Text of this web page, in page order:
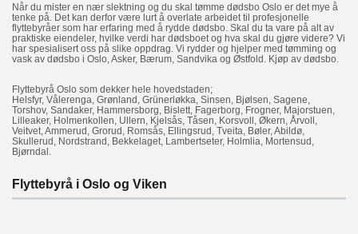
Når du mister en nær slektning og du skal tømme dødsbo Oslo er det mye å
tenke på. Det kan derfor være lurt å overlate arbeidet til profesjonelle
flyttebyråer som har erfaring med å rydde dødsbo. Skal du ta vare på alt av
praktiske eiendeler, hvilke verdi har dødsboet og hva skal du gjøre videre? Vi
har spesialisert oss på slike oppdrag. Vi rydder og hjelper med tømming og
vask av dødsbo i Oslo, Asker, Bærum, Sandvika og Østfold. Kjøp av dødsbo.
Flyttebyrå Oslo som dekker hele hovedstaden;
Helsfyr, Vålerenga, Grønland, Grünerløkka, Sinsen, Bjølsen, Sagene,
Torshov, Sandaker, Hammersborg, Bislett, Fagerborg, Frogner, Majorstuen,
Lilleaker, Holmenkollen, Ullern, Kjelsås, Tåsen, Korsvoll, Økern, Årvoll,
Veitvet, Ammerud, Grorud, Romsås, Ellingsrud, Tveita, Bøler, Abildø,
Skullerud, Nordstrand, Bekkelaget, Lambertseter, Holmlia, Mortensud,
Bjørndal.
Flyttebyrå i Oslo og Viken